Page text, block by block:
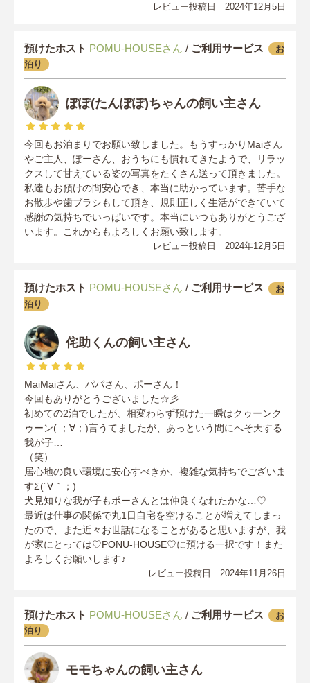
レビュー投稿日 2024年12月5日
預けたホスト POMU-HOUSEさん / ご利用サービス
お
泊り
ぽぽ(たんぽぽ)ちゃんの飼い主さん
今回もお泊まりでお願い致しました。もうすっかりMaiさん
やご主人、ぽーさん、おうちにも慣れてきたようで、リラッ
クスして甘えている姿の写真をたくさん送って頂きました。
私達もお預けの間安心でき、本当に助かっています。苦手な
お散歩や歯ブラシもして頂き、規則正しく生活ができていて
感謝の気持ちでいっぱいです。本当にいつもありがとうござ
います。これからもよろしくお願い致します。
レビュー投稿日 2024年12月5日
預けたホスト POMU-HOUSEさん / ご利用サービス
お
泊り
侘助くんの飼い主さん
MaiMaiさん、パパさん、ポーさん！
今回もありがとうございました☆彡
初めての2泊でしたが、相変わらず預けた一瞬はクゥーンク
ゥーン( ；∀；)言うてましたが、あっという間にへそ天する
我が子…
（笑）
居心地の良い環境に安心すべきか、複雑な気持ちでございま
すΣ(´∀｀；)
犬見知りな我が子もポーさんとは仲良くなれたかな…♡
最近は仕事の関係で丸1日自宅を空けることが増えてしまっ
たので、また近々お世話になることがあると思いますが、我
が家にとっては♡PONU-HOUSE♡に預ける一択です！また
よろしくお願いします♪
レビュー投稿日 2024年11月26日
預けたホスト POMU-HOUSEさん / ご利用サービス
お
泊り
モモちゃんの飼い主さん